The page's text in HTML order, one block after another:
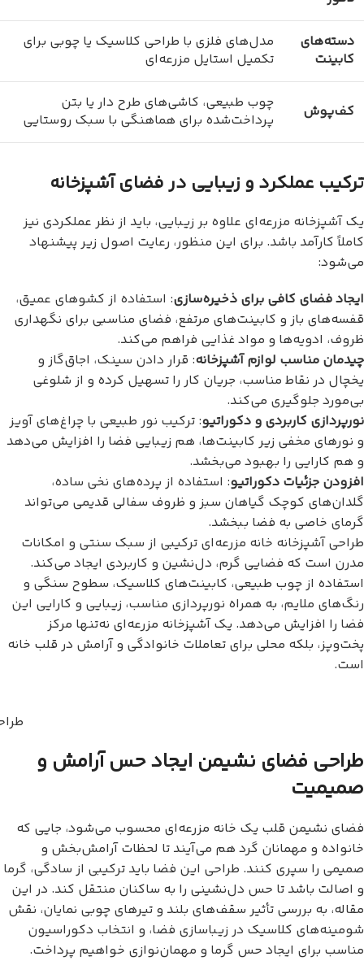
دسته‌های
کابینت
مدل‌های فلزی با طراحی کلاسیک یا چوبی برای
تکمیل استایل مزرعه‌ای
کف‌پوش
چوب طبیعی، کاشی‌های طرح دار یا بتن
پرداخت‌شده برای هماهنگی با سبک روستایی
ترکیب عملکرد و زیبایی در فضای آشپزخانه
یک آشپزخانه مزرعه‌ای علاوه بر زیبایی، باید از نظر عملکردی نیز
کاملاً کارآمد باشد. برای این منظور، رعایت اصول زیر پیشنهاد
می‌شود:
ایجاد فضای کافی برای ذخیره‌سازی: استفاده از کشوهای عمیق،
قفسه‌های باز و کابینت‌های مرتفع، فضای مناسبی برای نگهداری
ظروف، ادویه‌ها و مواد غذایی فراهم می‌کند.
چیدمان مناسب لوازم آشپزخانه: قرار دادن سینک، اجاق‌گاز و
یخچال در نقاط مناسب، جریان کار را تسهیل کرده و از شلوغی
بی‌مورد جلوگیری می‌کند.
نورپردازی کاربردی و دکوراتیو: ترکیب نور طبیعی با چراغ‌های آویز
و نورهای مخفی زیر کابینت‌ها، هم زیبایی فضا را افزایش می‌دهد
و هم کارایی را بهبود می‌بخشد.
افزودن جزئیات دکوراتیو: استفاده از پرده‌های نخی ساده،
گلدان‌های کوچک گیاهان سبز و ظروف سفالی قدیمی می‌تواند
گرمای خاصی به فضا ببخشد.
طراحی آشپزخانه خانه مزرعه‌ای ترکیبی از سبک سنتی و امکانات
مدرن است که فضایی گرم، دل‌نشین و کاربردی ایجاد می‌کند.
استفاده از چوب طبیعی، کابینت‌های کلاسیک، سطوح سنگی و
رنگ‌های ملایم، به همراه نورپردازی مناسب، زیبایی و کارایی این
فضا را افزایش می‌دهد. یک آشپزخانه مزرعه‌ای نه‌تنها مرکز
پخت‌وپز، بلکه محلی برای تعاملات خانوادگی و آرامش در قلب خانه
است.
طراحی فضای نشیمن ایجاد حس آرامش و
صمیمیت
فضای نشیمن قلب یک خانه مزرعه‌ای محسوب می‌شود، جایی که
خانواده و مهمانان گرد هم می‌آیند تا لحظات آرامش‌بخش و
صمیمی را سپری کنند. طراحی این فضا باید ترکیبی از سادگی، گرما
و اصالت باشد تا حس دل‌نشینی را به ساکنان منتقل کند. در این
مقاله، به بررسی تأثیر سقف‌های بلند و تیرهای چوبی نمایان، نقش
شومینه‌های کلاسیک در زیباسازی فضا، و انتخاب دکوراسیون
مناسب برای ایجاد حس گرما و مهمان‌نوازی خواهیم پرداخت.